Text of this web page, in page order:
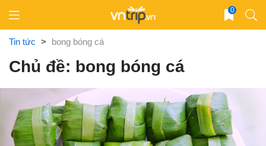
content
0
Tin tức > bong bóng cá
Chủ đề: bong bóng cá